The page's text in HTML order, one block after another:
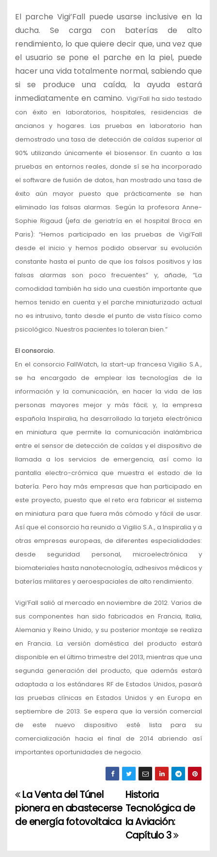
El parche Vigi’Fall puede usarse inclusive en la
ducha. Se carga con baterías de alto
rendimiento, lo que quiere decir que, una vez que
el usuario se pone el parche en la piel, puede
hacer una vida totalmente normal, sabiendo que
si se produce una caída, la ayuda estará
inmediatamente en camino. Vigi’Fall ha sido testado
con éxito en laboratorios, hospitales, residencias de
ancianos y hogares. Las pruebas en laboratorio han
demostrado una tasa de detección de caídas superior al
90% utilizando únicamente el biosensor. En cuanto a las
pruebas en entornos reales, donde sí se ha incorporado
el software de fusión de datos, han mostrado una tasa de
éxito aún mayor puesto que prácticamente se han
eliminado las falsas alarmas. Según la profesora Anne-
Sophie Rigaud (jefa de geriatría en el hospital Broca en
Paris): “Hemos participado en las pruebas de Vigi’Fall
desde el inicio y hemos podido observar su evolución
constante hasta el punto de que los falsos positivos y las
falsas alarmas son poco frecuentes” y, añade, “La
comodidad también ha sido una cuestión importante que
hemos tenido en cuenta y el parche miniaturizado actual
no es intrusivo, tanto desde el punto de vista físico como
psicológico. Nuestros pacientes lo toleran bien.”
El consorcio.
En el consorcio FallWatch, la start-up francesa Vigilio S.A.,
se ha encargado de emplear las tecnologías de la
información y la comunicación, en hacer la vida de las
personas mayores mejor y más fácil; y, la empresa
española Inspiralia, ha desarrollado la tarjeta electrónica
en miniatura que permite la comunicación inalámbrica
entre el sensor de detección de caídas y el dispositivo de
llamada a los servicios de emergencia, así como la
pantalla electro-crómica que muestra el estado de la
batería. Pero hay más empresas que han participado en
este proyecto, puesto que el reto era fabricar el sistema
en miniatura para que fuera más cómodo y fácil de usar.
Así que el consorcio ha reunido a Vigilio S.A., a Inspiralia y a
otras empresas europeas, de diferentes especialidades:
desde seguridad personal, microelectrónica y
biomateriales hasta nanotecnología, adhesivos médicos y
baterías militares y aeroespaciales de alto rendimiento.
Vigi’Fall salió al mercado en noviembre de 2012. Varios de
sus componentes han sido fabricados en Francia, Italia,
Alemania y Reino Unido, y su posterior montaje se realiza
en Francia. La versión doméstica del producto estará
disponible en el último trimestre del 2013, mientras que una
segunda generación del producto, que además estará
adaptada a los estándares RF de Estados Unidos, pasará
las pruebas clínicas en Estados Unidos y en Europa en
septiembre de 2013. Se espera que la versión comercial
de este nuevo dispositivo esté lista para su
comercialización hacia el final de 2014 abriendo así
importantes oportunidades de negocio.
N
a
Historia
Tecnológica de
la Aviación:
Capítulo 3
La Venta del Túnel
pionera en abastecerse
de energía fotovoltaica